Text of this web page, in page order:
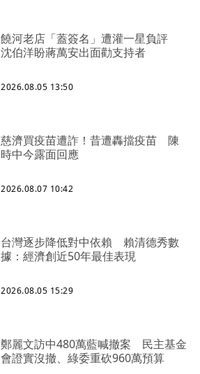
饒河老店「蓋簽名」遭灌一星負評
沈伯洋盼蔣萬安出面勸支持者
2026.08.05 13:50
慈濟買疫苗遭詐！昔遭轟擋疫苗 陳
時中今露面回應
2026.08.07 10:42
台灣逐步降低對中依賴 賴清德秀數
據：經濟創近50年最佳表現
2026.08.05 15:29
鄭麗文訪中480萬藍喊撤案 民主基金
會證實沒撤、綠委重砍960萬預算